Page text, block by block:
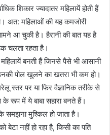
शिकार ज्यादातर महिलायें होती हैं
अत: महिलाओं की यह कमजोरी
आ चुकी है। हैरानी की बात यह है
चलता रहता है।
महिलायें बनती हैं जिनसे पैसे भी आसानी
पोल खुलने का खतरा भी कम हो।
पर या फिर वैज्ञानिक तरीके से
रूप में ये बाबा सहारा बनते हैं।
समझना मुश्किल हो जाता है।
नहीं हो रहा है, किसी का पति